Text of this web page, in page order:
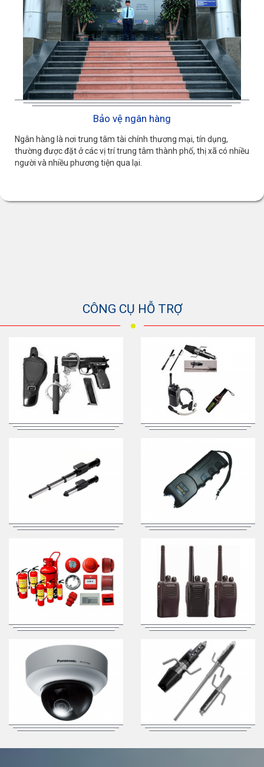
Bảo vệ ngân hàng
Ngân hàng là nơi trung tâm tài chính thương mại, tín dụng,
thường được đặt ở các vị trí trung tâm thành phố, thị xã có nhiều
người và nhiều phương tiện qua lại.
CÔNG CỤ HỖ TRỢ